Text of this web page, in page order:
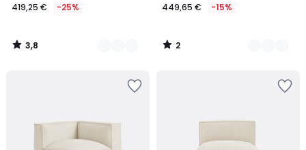
419,25 € -25%
3,8
/
449,65 € -15%
2
/